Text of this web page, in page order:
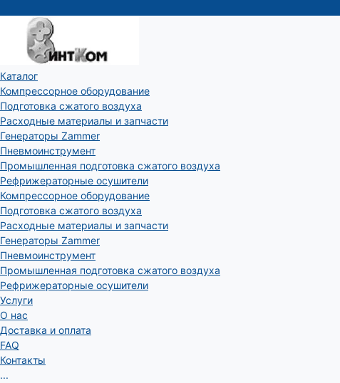
Каталог
Компрессорное оборудование
Подготовка сжатого воздуха
Расходные материалы и запчасти
Генераторы Zammer
Пневмоинструмент
Промышленная подготовка сжатого воздуха
Рефрижераторные осушители
Компрессорное оборудование
Подготовка сжатого воздуха
Расходные материалы и запчасти
Генераторы Zammer
Пневмоинструмент
Промышленная подготовка сжатого воздуха
Рефрижераторные осушители
Услуги
О нас
Доставка и оплата
FAQ
Контакты
...